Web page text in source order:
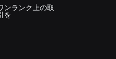
ンランク上の取
を